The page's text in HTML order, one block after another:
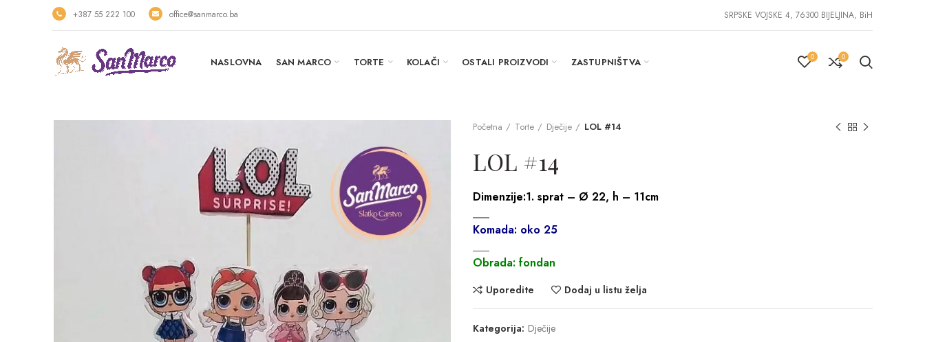
+387 55 222 100 office@sanmarco.ba SRPSKE VOJSKE 4, 76300 BIJELJINA, BiH
NASLOVNA SAN MARCO TORTE KOLAČI OSTALI PROIZVODI ZASTUPNIŠTVA 0 0
Početna Torte Dječije LOL #14
LOL #14
Dimenzije:1. sprat – Ø 22, h – 11cm
___
Komada: oko 25
Obrada: fondan
Uporedite Dodaj u listu želja
Kategorija: Dječije